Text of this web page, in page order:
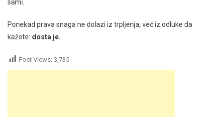
sami.
Ponekad prava snaga ne dolazi iz trpljenja, već iz odluke da
kažete: dosta je.
Post Views: 3,735